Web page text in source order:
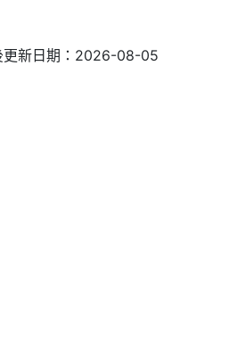
更新日期：2026-08-05